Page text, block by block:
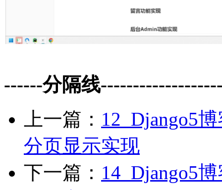
------分隔线
上一篇： 12_Django5
分页显示实现
下一篇： 14_Django5